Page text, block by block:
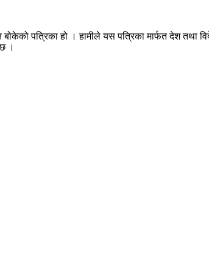
पत्रिका हो । हामीले यस पत्रिका मार्फत देश तथा
।